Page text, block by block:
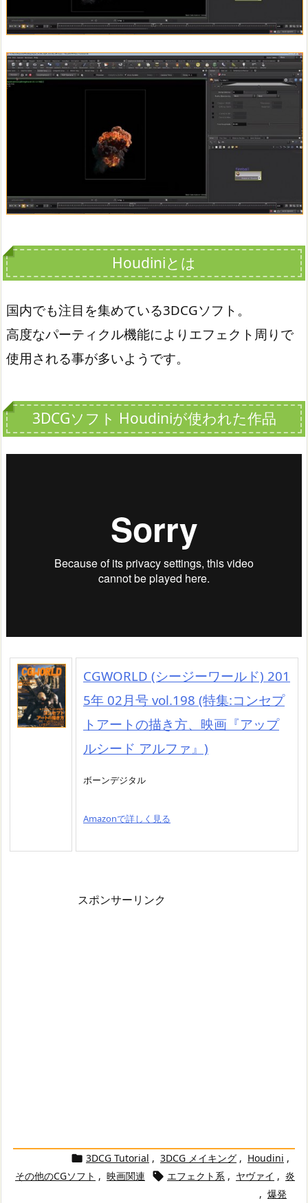
Houdiniとは
国内でも注目を集めている3DCGソフト。
高度なパーティクル機能によりエフェクト周りで
使用される事が多いようです。
3DCGソフト Houdiniが使われた作品
CGWORLD (シージーワールド) 201
5年 02月号 vol.198 (特集:コンセプ
トアートの描き方、映画『アップ
ルシード アルファ』)
ボーンデジタル
Amazonで詳しく見る
スポンサーリンク
 3DCG Tutorial , 3DCG メイキング , Houdini ,
その他のCGソフト , 映画関連  エフェクト系 , ヤヴァイ , 炎
, 爆発